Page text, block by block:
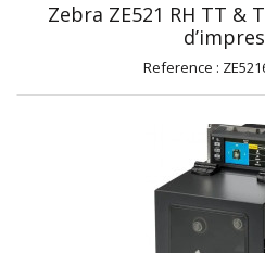
Zebra ZE521 RH TT &
Reference :